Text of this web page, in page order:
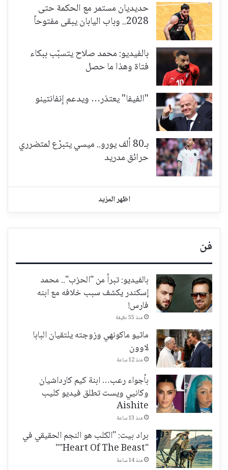
حديديان مستمر مع الحكمة حتى
2028.. وباب اليابان يبقى مفتوحاً
بالفيديو: محمد صلاح يتسبّب ببكاء
فتاة وهذا ما حصل
"الفيفا" يعتذر… ويدعم إنفانتينو
بـ80 ألف يورو.. ميسي يتبرّع لمتضرري
حرائق مدريد
اظهر المزيد
فن
بالفيديو: تبرأ من "الحزب".. محمد
إسكندر يكشف سبب خلافه مع ابنه
فارس!
منذ 55 دقيقة
ماثيو ماكونهي وزوجته يلتقيان البابا
لاوون
منذ 12 ساعة
بأجواء رعب… ابنة كيم كارداشيان
وكانيي ويست تطلق فيديو كليب
Aishite
منذ 13 ساعة
براد بيت: "الكلب هو النجم الحقيقي في
"Heart Of The Beast""
منذ 14 ساعة